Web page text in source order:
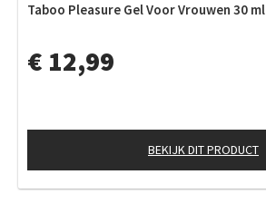
Taboo Pleasure Gel Voor Vrouwen 30 ml
€ 12,99
BEKIJK DIT PRODUCT